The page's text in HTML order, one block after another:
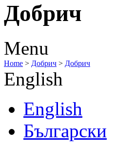
Добрич
Menu
Home > Добрич > Добрич
English
English
Български